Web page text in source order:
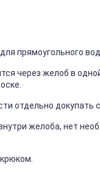
прямоугольного
через желоб в
отдельно докупать
желоба, нет